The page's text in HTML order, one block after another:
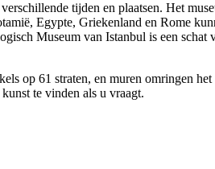
tijden en plaatsen. Het
Egypte, Griekenland en Rome
Museum van Istanbul is een schat
op 61 straten, en muren omringen
te vinden als u vraagt.